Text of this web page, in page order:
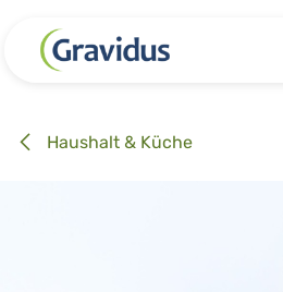
Haushalt & Küche